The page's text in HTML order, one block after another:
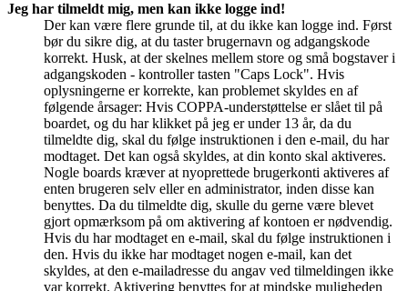
Jeg har tilmeldt mig, men kan ikke logge ind!
Der kan være flere grunde til, at du ikke kan logge ind. Først
bør du sikre dig, at du taster brugernavn og adgangskode
korrekt. Husk, at der skelnes mellem store og små bogstaver i
adgangskoden - kontroller tasten "Caps Lock". Hvis
oplysningerne er korrekte, kan problemet skyldes en af
følgende årsager: Hvis COPPA-understøttelse er slået til på
boardet, og du har klikket på jeg er under 13 år, da du
tilmeldte dig, skal du følge instruktionen i den e-mail, du har
modtaget. Det kan også skyldes, at din konto skal aktiveres.
Nogle boards kræver at nyoprettede brugerkonti aktiveres af
enten brugeren selv eller en administrator, inden disse kan
benyttes. Da du tilmeldte dig, skulle du gerne være blevet
gjort opmærksom på om aktivering af kontoen er nødvendig.
Hvis du har modtaget en e-mail, skal du følge instruktionen i
den. Hvis du ikke har modtaget nogen e-mail, kan det
skyldes, at den e-mailadresse du angav ved tilmeldingen ikke
var korrekt. Aktivering benyttes for at mindske muligheden